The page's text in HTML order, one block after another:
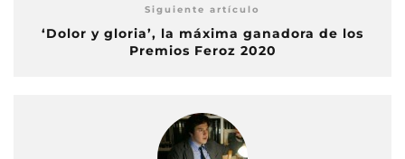
Siguiente artículo
‘Dolor y gloria’, la máxima ganadora de los
Premios Feroz 2020